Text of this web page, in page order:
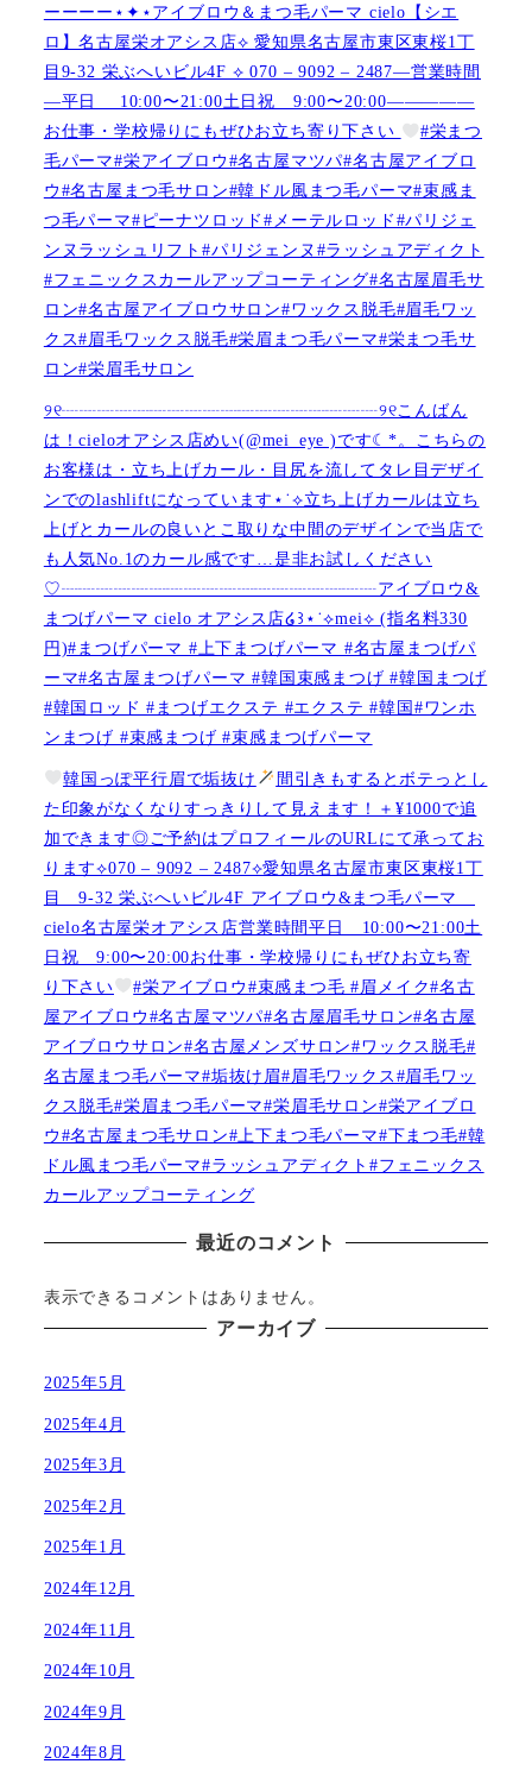
ーーーー⋆✦⋆アイブロウ＆まつ毛パーマ cielo【シエ
ロ】名古屋栄オアシス店︎︎⟡ 愛知県名古屋市東区東桜1丁
目9-32 栄ぶへいビル4F ︎︎⟡ 070 – 9092 – 2487—営業時間
—平日 10:00〜21:00土日祝 9:00〜20:00—————
お仕事・学校帰りにもぜひお立ち寄り下さい
#栄まつ
毛パーマ#栄アイブロウ#名古屋マツパ#名古屋アイブロ
ウ#名古屋まつ毛サロン#韓ドル風まつ毛パーマ#束感ま
つ毛パーマ#ピーナツロッド#メーテルロッド#パリジェ
ンヌラッシュリフト#パリジェンヌ#ラッシュアディクト
#フェニックスカールアップコーティング#名古屋眉毛サ
ロン#名古屋アイブロウサロン#ワックス脱毛#眉毛ワッ
クス#眉毛ワックス脱毛#栄眉まつ毛パーマ#栄まつ毛サ
ロン#栄眉毛サロン
୨୧┈┈┈┈┈┈┈┈┈┈┈┈┈┈┈┈┈┈୨୧こんばん
は！cieloオアシス店めい(@mei_eye )です︎︎☾*。こちらの
お客様は・立ち上げカール・目尻を流してタレ目デザイ
ンでのlashliftになっています⋆˙⟡立ち上げカールは立ち
上げとカールの良いとこ取りな中間のデザインで当店で
も人気No.1のカール感です…是非お試しください️
♡┈┈┈┈┈┈┈┈┈┈┈┈┈┈┈┈┈┈アイブロウ&
まつげパーマ cielo オアシス店໒꒱⋆˙⟡︎mei⟡ (指名料330
円)#まつげパーマ #上下まつげパーマ #名古屋まつげパ
ーマ#名古屋まつげパーマ #韓国束感まつげ #韓国まつげ
#韓国ロッド #まつげエクステ #エクステ #韓国#ワンホ
ンまつげ #束感まつげ #束感まつげパーマ
韓国っぽ平行眉で垢抜け
間引きもするとボテっとし
た印象がなくなりすっきりして見えます！＋¥1000で追
加できます◎ご予約はプロフィールのURLにて承ってお
ります⟡070 – 9092 – 2487⟡愛知県名古屋市東区東桜1丁
目 9-32 栄ぶへいビル4F アイブロウ&まつ毛パーマ
cielo名古屋栄オアシス店営業時間平日 10:00〜21:00土
日祝 9:00〜20:00お仕事・学校帰りにもぜひお立ち寄
り下さい
#栄アイブロウ#束感まつ毛 #眉メイク#名古
屋アイブロウ#名古屋マツパ#名古屋眉毛サロン#名古屋
アイブロウサロン#名古屋メンズサロン#ワックス脱毛#
名古屋まつ毛パーマ#垢抜け眉#眉毛ワックス#眉毛ワッ
クス脱毛#栄眉まつ毛パーマ#栄眉毛サロン#栄アイブロ
ウ#名古屋まつ毛サロン#上下まつ毛パーマ#下まつ毛#韓
ドル風まつ毛パーマ#ラッシュアディクト#フェニックス
カールアップコーティング
最近のコメント
表示できるコメントはありません。
アーカイブ
2025年5月
2025年4月
2025年3月
2025年2月
2025年1月
2024年12月
2024年11月
2024年10月
2024年9月
2024年8月